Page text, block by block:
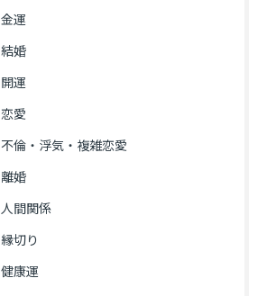
金運
結婚
開運
恋愛
不倫・浮気・複雑恋愛
離婚
人間関係
縁切り
健康運